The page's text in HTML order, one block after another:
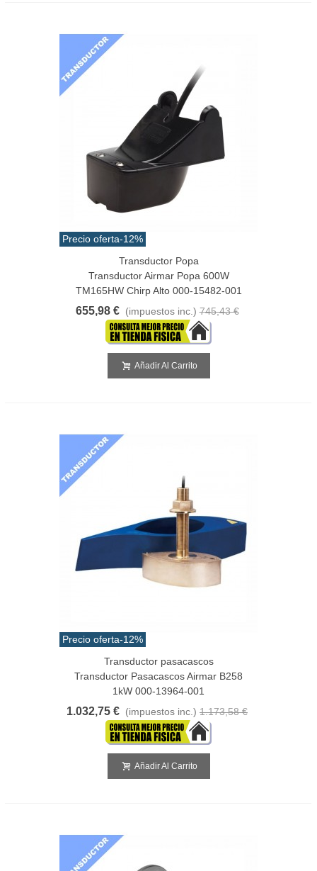
Precio oferta-12%
Transductor Popa
Transductor Airmar Popa 600W
TM165HW Chirp Alto 000-15482-001
655,98 € (impuestos inc.) 745,43 €
Añadir Al Carrito
Precio oferta-12%
Transductor pasacascos
Transductor Pasacascos Airmar B258
1kW 000-13964-001
1.032,75 € (impuestos inc.) 1.173,58 €
Añadir Al Carrito